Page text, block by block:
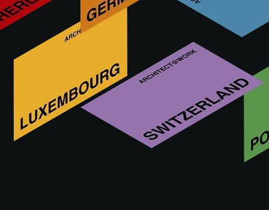
Der Linoleum-Hersteller DLW gehört seit 2018 zur Gerflor
Gruppe. Das Traditionsunternehmen aus Delmenhorst
produziert als einziger deutscher Hersteller seit 1882
Linoleum und verfügt über ein ausgezeichnetes Know-how
in diesem Bereich. Unter der Marke DLW produzieren und
vertreiben wir elastische Linoleumbeläge für den Objekt-
und Sportbereich.